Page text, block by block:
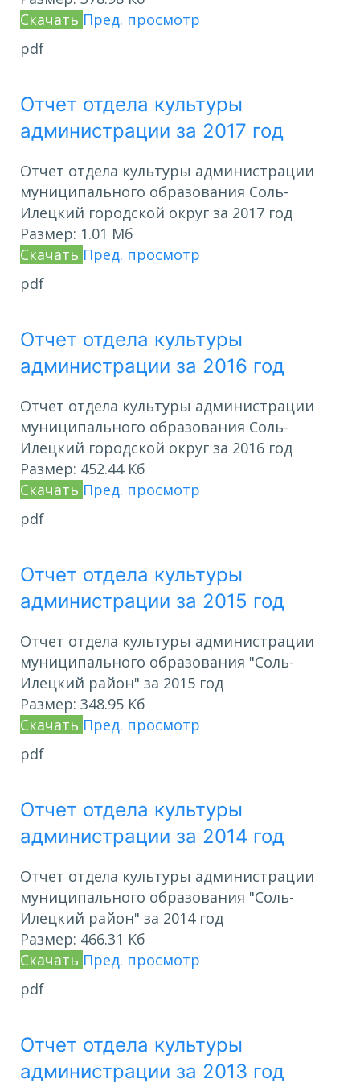
Скачать Пред. просмотр
pdf
Отчет отдела культуры
администрации за 2017 год
Отчет отдела культуры администрации
муниципального образования Соль-
Илецкий городской округ за 2017 год
Размер: 1.01 Мб
Скачать Пред. просмотр
pdf
Отчет отдела культуры
администрации за 2016 год
Отчет отдела культуры администрации
муниципального образования Соль-
Илецкий городской округ за 2016 год
Размер: 452.44 Кб
Скачать Пред. просмотр
pdf
Отчет отдела культуры
администрации за 2015 год
Отчет отдела культуры администрации
муниципального образования "Соль-
Илецкий район" за 2015 год
Размер: 348.95 Кб
Скачать Пред. просмотр
pdf
Отчет отдела культуры
администрации за 2014 год
Отчет отдела культуры администрации
муниципального образования "Соль-
Илецкий район" за 2014 год
Размер: 466.31 Кб
Скачать Пред. просмотр
pdf
Отчет отдела культуры
администрации за 2013 год